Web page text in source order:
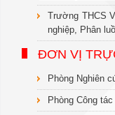
Trường THCS
nghiệp, Phân
ĐƠN VỊ
Phòng Nghiên
Phòng Công